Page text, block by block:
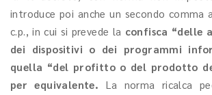
introduce poi anche un secondo comma
c.p., in cui si prevede la confisca “delle
dei dispositivi o dei programmi
quella “del profitto o del prodotto
per equivalente. La norma ricalca